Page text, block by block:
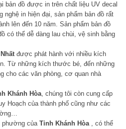
bản đồ được in trên chất liệu UV decal
nghệ in hiện đại, sản phẩm bản đồ rất
lên đến 10 năm. Sản phẩm bản đồ
có thể dễ dàng lau chùi, vệ sinh bằng
được phát hành với nhiều kích
Từ những kích thước bé, đến những
cho các văn phòng, cơ quan nhà
Khánh Hòa, chúng tôi còn cung cấp
Hoạch của thành phố cũng như các
phường củaTỉnh Khánh Hòa, có thể